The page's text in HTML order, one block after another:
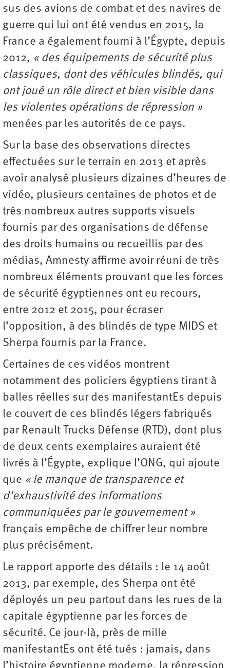
sus des avions de combat et des navires de
guerre qui lui ont été vendus en 2015, la
France a également fourni à l’Égypte, depuis
2012, « des équipements de sécurité plus
classiques, dont des véhicules blindés, qui
ont joué un rôle direct et bien visible dans
les violentes opérations de répression »
menées par les autorités de ce pays.
Sur la base des observations directes
effectuées sur le terrain en 2013 et après
avoir analysé plusieurs dizaines d’heures de
vidéo, plusieurs centaines de photos et de
très nombreux autres supports visuels
fournis par des organisations de défense
des droits humains ou recueillis par des
médias, Amnesty affirme avoir réuni de très
nombreux éléments prouvant que les forces
de sécurité égyptiennes ont eu recours,
entre 2012 et 2015, pour écraser
l’opposition, à des blindés de type MIDS et
Sherpa fournis par la France.
Certaines de ces vidéos montrent
notamment des policiers égyptiens tirant à
balles réelles sur des manifestantEs depuis
le couvert de ces blindés légers fabriqués
par Renault Trucks Défense (RTD), dont plus
de deux cents exemplaires auraient été
livrés à l’Égypte, explique l’ONG, qui ajoute
que « le manque de transparence et
d’exhaustivité des informations
communiquées par le gouvernement »
français empêche de chiffrer leur nombre
plus précisément.
Le rapport apporte des détails : le 14 août
2013, par exemple, des Sherpa ont été
déployés un peu partout dans les rues de la
capitale égyptienne par les forces de
sécurité. Ce jour-là, près de mille
manifestantEs ont été tués : jamais, dans